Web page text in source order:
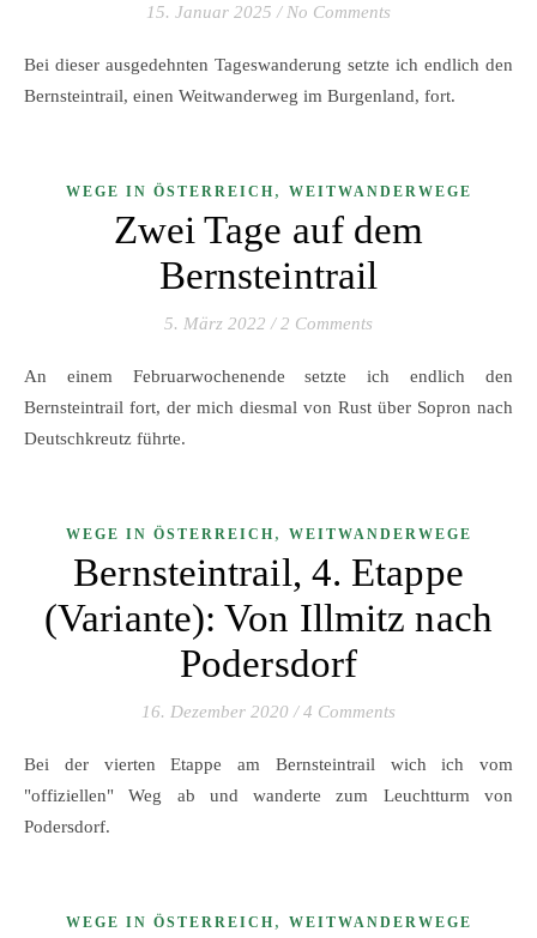
15. Januar 2025 / No Comments
Bei dieser ausgedehnten Tageswanderung setzte ich endlich den
Bernsteintrail, einen Weitwanderweg im Burgenland, fort.
WEGE IN ÖSTERREICH , WEITWANDERWEGE
Zwei Tage auf dem
Bernsteintrail
5. März 2022 / 2 Comments
An einem Februarwochenende setzte ich endlich den
Bernsteintrail fort, der mich diesmal von Rust über Sopron nach
Deutschkreutz führte.
WEGE IN ÖSTERREICH , WEITWANDERWEGE
Bernsteintrail, 4. Etappe
(Variante): Von Illmitz nach
Podersdorf
16. Dezember 2020 / 4 Comments
Bei der vierten Etappe am Bernsteintrail wich ich vom
"offiziellen" Weg ab und wanderte zum Leuchtturm von
Podersdorf.
WEGE IN ÖSTERREICH , WEITWANDERWEGE